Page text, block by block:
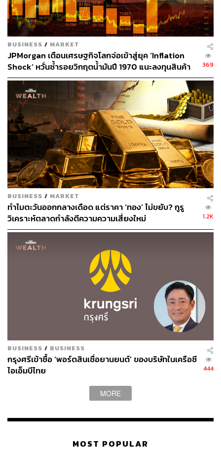
เลี่ยงไม่ได้
ตลอดช่วงวิกฤตดูเหมือนว่าฝ่ายบริหารของ First Republic จะ
หนักใจกับสถานการณ์ที่ทวีความรุนแรงขึ้นอย่างรวดเร็ว
ความพยายามของธนาคารที่จะเพิ่มอัตราดอกเบี้ยในบัตรเงิน
ฝากและการอัดฉีดเงินสดจากธนาคารอื่นๆ นั้นไม่เพียงพอที่
จะป้องกันการล่มสลาย
ในที่สุด หน่วยงานกำกับดูแลทางการเงินไม่มีทางเลือกอื่น
นอกจากเข้าแทรกแซงและขายการดำเนินงานส่วนใหญ่ของ
First Republic ให้กับ JPMorgan Chase นี่เป็นจุดจบที่น่าเศร้า
สำหรับธนาคารที่ครั้งหนึ่งเคยถูกมองว่าเป็นเสาหลักของ
อุตสาหกรรม
เรื่องราวของ First Republic Bank กลายเป็นคำเตือนสำหรับ
ธนาคารอื่นๆ เกี่ยวกับความสำคัญของการปรับตัวและมี
กลยุทธ์การจัดการวิกฤตที่มีประสิทธิภาพ
ภาพ: Justin Sullivan / Getty Images
อ้างอิง:
https://www.wsj.com/articles/first-republic-bank-colla
pse-why-banking-crisis-61660d96
สามารถติดตาม THE STANDARD WEALTH
ผ่านแอปพลิเคชันต่างๆ ที่คุณสะดวกหรือใช้งานอยู่แล้วได้เลย
TAGS: JPMorgan
BUSINESS / MARKET
JPMorgan เตือนเศรษฐกิจโลกจ่อเข้าสู่ยุค ‘Inflation
Shock’ หวั่นซ้ำรอยวิกฤตน้ำมันปี 1970 แนะลงทุนสินค้า
โภคภัณฑ์ กระจายความเสี่ยง รักษาความมั่งคั่ง
369
BUSINESS / MARKET
ทำไมตะวันออกกลางเดือด แต่ราคา ‘ทอง’ ไม่ขยับ? กูรู
วิเคราะห์ตลาดกำลังตีความความเสี่ยงใหม่
1.2K
BUSINESS / BUSINESS
กรุงศรีเข้าซื้อ ‘พอร์ตสินเชื่อยานยนต์’ ของบริษัทในเครือซี
ไอเอ็มบีไทย
444
MORE
MOST POPULAR